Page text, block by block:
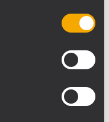
ont été
un cluster de 8
à l’aide d’un
kg. La liaison
via un système